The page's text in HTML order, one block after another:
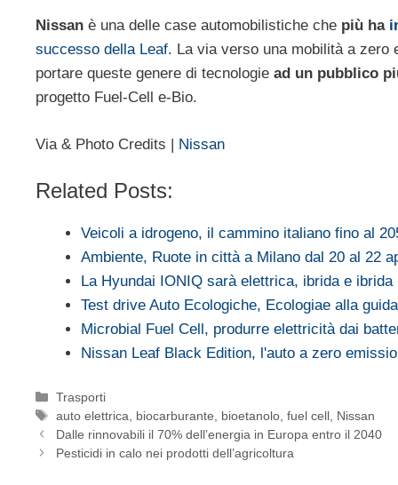
Nissan è una delle case automobilistiche che più ha
successo della Leaf. La via verso una mobilità a zero
portare queste genere di tecnologie ad un pubblico
progetto Fuel-Cell e-Bio.
Via & Photo Credits | Nissan
Related Posts:
Veicoli a idrogeno, il cammino italiano fino al
Ambiente, Ruote in città a Milano dal 20 al 22
La Hyundai IONIQ sarà elettrica, ibrida e ibrida
Test drive Auto Ecologiche, Ecologiae alla
Microbial Fuel Cell, produrre elettricità dai
Nissan Leaf Black Edition, l'auto a zero
Categorie
Trasporti
Tag
auto elettrica biocarburante bioetanolo ,fuel cell Nissan
Dalle rinnovabili il 70% dell’energia in Europa entro il 2040
Pesticidi in calo nei prodotti dell’agricoltura